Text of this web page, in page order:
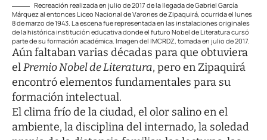
Recreación realizada en julio de 2017 de la llegada de Gabriel García
Márquez al entonces Liceo Nacional de Varones de Zipaquirá, ocurrida el lunes
8 de marzo de 1943. La escena fue representada en las instalaciones originales
de la histórica institución educativa donde el futuro Nobel de Literatura cursó
parte de su formación académica. Imagen del IMCRDZ, tomada en julio de 2017.
Aún faltaban varias décadas para que obtuviera
elPremio Nobel de Literatura, pero en Zipaquirá
encontró elementos fundamentales para su
formación intelectual.
El clima frío de la ciudad, el olor salino en el
ambiente, la disciplina del internado, la soledad